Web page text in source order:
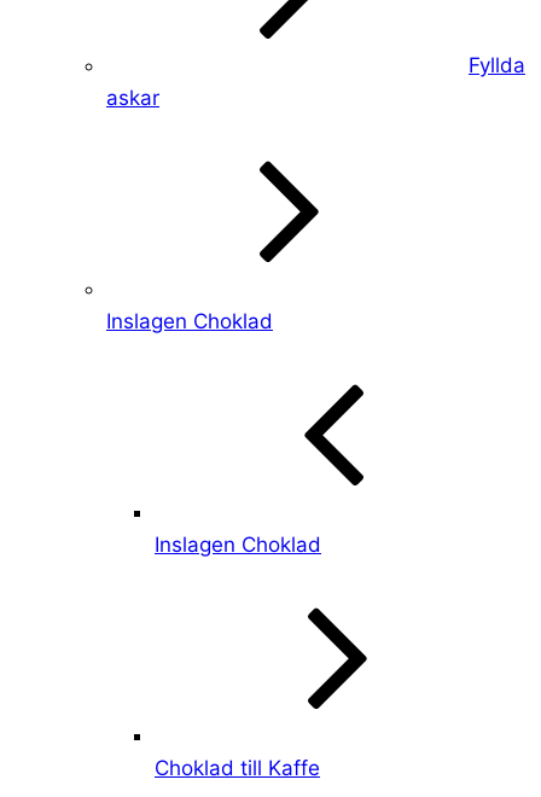
Fyllda
askar
Inslagen Choklad
Inslagen Choklad
Choklad till Kaffe